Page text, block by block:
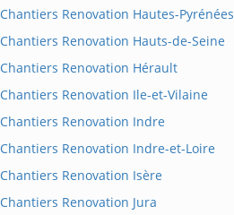
Chantiers Renovation Hautes-Pyrénées
Chantiers Renovation Hauts-de-Seine
Chantiers Renovation Hérault
Chantiers Renovation Ile-et-Vilaine
Chantiers Renovation Indre
Chantiers Renovation Indre-et-Loire
Chantiers Renovation Isère
Chantiers Renovation Jura